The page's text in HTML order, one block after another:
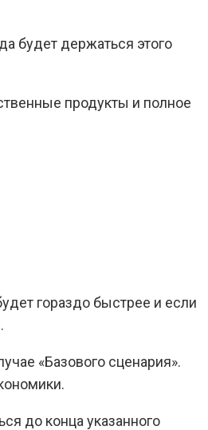
будет держаться этого
продукты и полное
гораздо быстрее и если
«Базового сценария».
до конца указанного